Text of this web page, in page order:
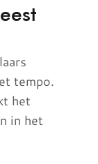
tempo.
het
in het